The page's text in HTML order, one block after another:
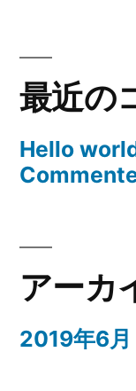
最近の
Hello
アーカ
2019年6月